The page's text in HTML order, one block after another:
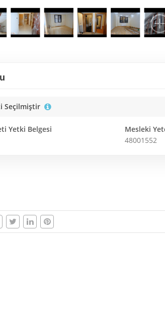
Seçilmiştir
Yetki Belgesi
Mesleki
48001552